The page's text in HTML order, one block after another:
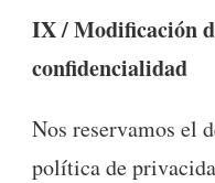
IX / Modificación
confidencialidad
Nos reservamos el
política de